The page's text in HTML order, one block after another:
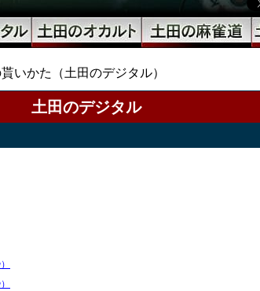
いかた（土田のデジタル）
土田のデジタル